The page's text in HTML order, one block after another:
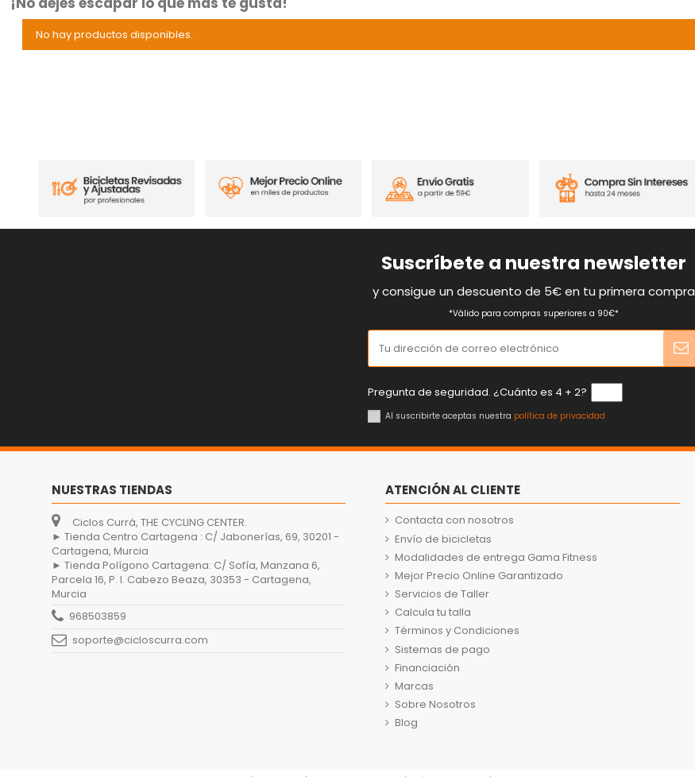
No hay productos disponibles.
Suscríbete a nuestra newsletter
y consigue un descuento de 5€ en tu primera compra
*Válido para compras superiores a 90€*
Pregunta de seguridad. ¿Cuánto es 4 + 2?
Al suscribirte aceptas nuestra política de privacidad
NUESTRAS TIENDAS
Ciclos Currá, THE CYCLING CENTER.
► Tienda Centro Cartagena : C/ Jabonerías, 69, 30201 -
Cartagena, Murcia
► Tienda Polígono Cartagena: C/ Sofía, Manzana 6,
Parcela 16, P. I. Cabezo Beaza, 30353 - Cartagena,
Murcia
968503859
soporte@cicloscurra.com
ATENCIÓN AL CLIENTE
Contacta con nosotros
Envío de bicicletas
Modalidades de entrega Gama Fitness
Mejor Precio Online Garantizado
Servicios de Taller
Calcula tu talla
Términos y Condiciones
Sistemas de pago
Financiación
Marcas
Sobre Nosotros
Blog